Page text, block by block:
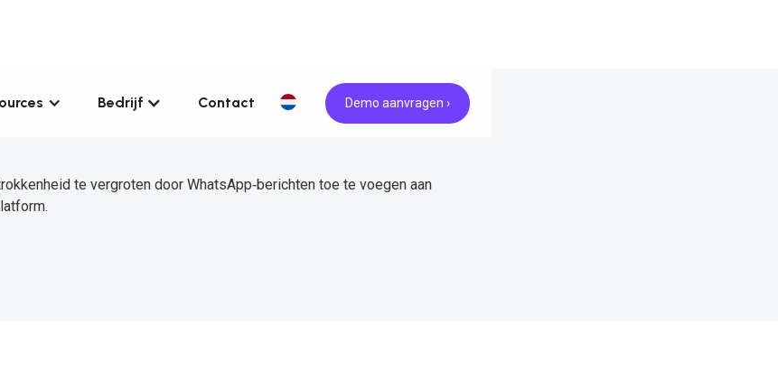
Bedrijf Contact Demo aanvragen ›
te vergroten door WhatsApp‑berichten toe te voegen aan